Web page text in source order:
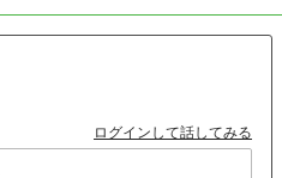
ログインして話してみる